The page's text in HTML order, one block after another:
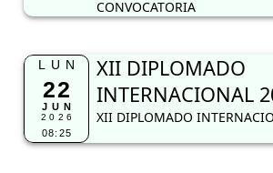
18
JUN
2026
22:13
PLAZA VACANTE
NIVEL
COMUNICADO 026-2026-CCD